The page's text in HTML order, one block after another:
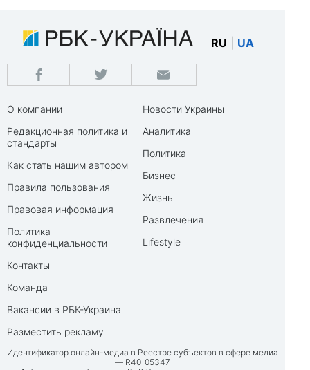
RU UA
О компании
Редакционная политика и
стандарты
Как стать нашим автором
Правила пользования
Правовая информация
Политика
конфиденциальности
Контакты
Команда
Вакансии в РБК-Украина
Разместить рекламу
Новости Украины
Аналитика
Политика
Бизнес
Жизнь
Развлечения
Lifestyle
Идентификатор онлайн-медиа в Реестре субъектов в сфере медиа
— R40-05347